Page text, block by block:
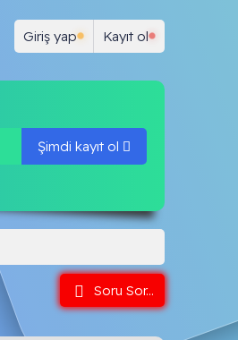
yeni Forum Kuralları
Giriş yap Kayıt ol
Şimdi kayıt ol
Soru Sor...